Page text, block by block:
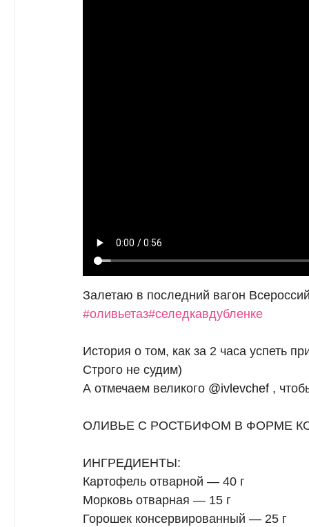
Залетаю в последний вагон
#оливьетаз#селедкавдубленке
История о том, как за 2 часа успеть
Строго не судим)
А отмечаем великого @ivlevchef ,
ОЛИВЬЕ С РОСТБИФОМ В ФОРМЕ
ИНГРЕДИЕНТЫ:
Картофель отварной — 40 г
Морковь отварная — 15 г
Горошек консервированный — 25 г